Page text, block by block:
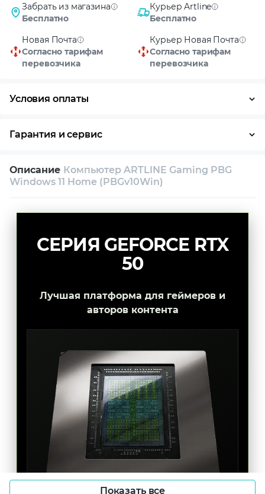
Забрать из магазина
Бесплатно
Курьер Artline
Бесплатно
Новая Почта
Согласно тарифам
перевозчика
Курьер Новая Почта
Согласно тарифам
перевозчика
Условия оплаты
Гарантия и сервис
Возврат и обмен в течение 14 дней
Описание Компьютер ARTLINE Gaming PBG
Windows 11 Home (PBGv10Win)
СЕРИЯ GEFORCE RTX
50
Лучшая платформа для геймеров и
авторов контента
Показать все